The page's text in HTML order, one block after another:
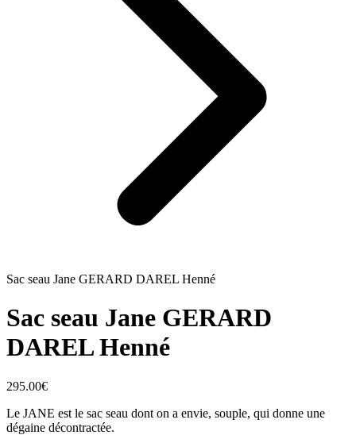
Sac seau Jane GERARD DAREL Henné
Sac seau Jane GERARD
DAREL Henné
295.00€
Le JANE est le sac seau dont on a envie, souple, qui donne une
dégaine décontractée.